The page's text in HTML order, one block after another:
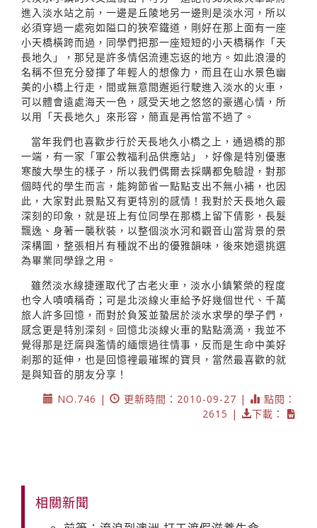
進入淡水站之前，一邊是丘陵地另一邊則是淡水河，所以
必須穿過一處宛如隘口的狹窄鐵道，剛好在那上面有一座
小天橋橫跨而過，同學們把那一座短短的小天橋稱作「天
長地久」，那兒是許多情侶流連忘返的地方。如此浪漫的
名稱不但充分發揮了年輕人的想像力，而且在山水景色幽
美的小橋上行走，間或無意間邂逅行駛進入淡水的火車，
可以體會遠處海天一色，感受天地之悠悠的豪邁心情，所
以用「天長地久」來形容，簡直是再恰當不過了。
當年我們也喜歡步行於天長地久小橋之上，通過橋的那
一端，有一家「軍公教福利品供應站」，好像是特別優惠
寒酸大學生的樣子，所以我們偶爾去採購都免驗證，對那
個時代的學生而言，能夠節省一點點支出不無小補，也因
此，大家對此景點又有更特別的感情！我對於天長地久最
深刻的印象，就是班上有位同學在那橋上留下倩影，長髮
飄逸、身著一襲秋裝，以整個淡水河和觀音山當背景的景
深構圖，整張相片有種說不出的優雅韻味，後來她還挑選
為畢業同學錄之用。
雖然淡水線捷運取代了古老火車，淡水小鎮繁榮的程度
也令人嘖嘖稱奇；可是北淡線火車給予好幾個世代、千萬
旅人許多回憶，而對於負笈並蟄居於淡水求學的學子們，
感念更是特別深刻。回憶北淡線火車的點點滴滴，我並不
覺得那是迂腐與濫情的緬懷過往情事，反而是生命中美好
剎那的延伸，也是回憶裡最璀璨的寶貝，當然最喜歡的就
是與知音的朋友分享！
NO.746 |
更新時間：2010-09-27 |
點閱：
2615 |
下載：
相關新聞